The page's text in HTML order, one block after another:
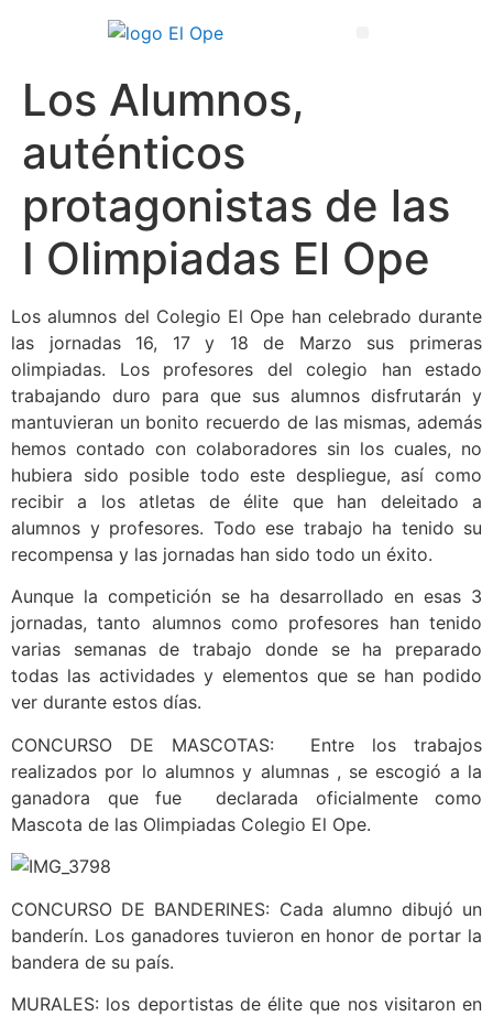
Los Alumnos,
auténticos
protagonistas de las
I Olimpiadas El Ope
Los alumnos del Colegio El Ope han celebrado durante
las jornadas 16, 17 y 18 de Marzo sus primeras
olimpiadas. Los profesores del colegio han estado
trabajando duro para que sus alumnos disfrutarán y
mantuvieran un bonito recuerdo de las mismas, además
hemos contado con colaboradores sin los cuales, no
hubiera sido posible todo este despliegue, así como
recibir a los atletas de élite que han deleitado a
alumnos y profesores. Todo ese trabajo ha tenido su
recompensa y las jornadas han sido todo un éxito.
Aunque la competición se ha desarrollado en esas 3
jornadas, tanto alumnos como profesores han tenido
varias semanas de trabajo donde se ha preparado
todas las actividades y elementos que se han podido
ver durante estos días.
CONCURSO DE MASCOTAS: Entre los trabajos
realizados por lo alumnos y alumnas , se escogió a la
ganadora que fue declarada oficialmente como
Mascota de las Olimpiadas Colegio El Ope.
CONCURSO DE BANDERINES: Cada alumno dibujó un
banderín. Los ganadores tuvieron en honor de portar la
bandera de su país.
MURALES: los deportistas de élite que nos visitaron en